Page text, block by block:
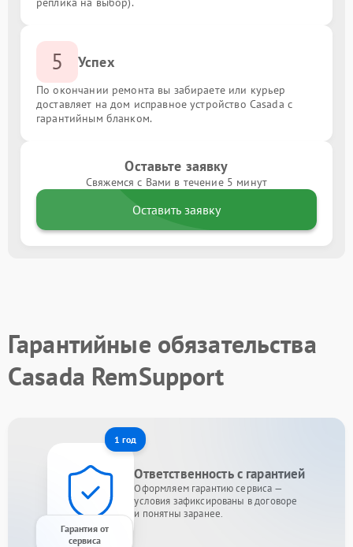
5 Успех
По окончании ремонта вы забираете или курьер
доставляет на дом исправное устройство Casada с
гарантийным бланком.
Оставьте заявку
Свяжемся с Вами в течение 5 минут
Оставить заявку
Гарантийные обязательства
Casada RemSupport
1 год
Гарантия от
сервиса
Ответственность с гарантией
Оформляем гарантию сервиса —
условия зафиксированы в договоре
и понятны заранее.